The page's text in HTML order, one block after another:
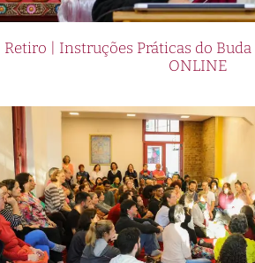
Retiro | Instruções Práticas do Buda
ONLINE